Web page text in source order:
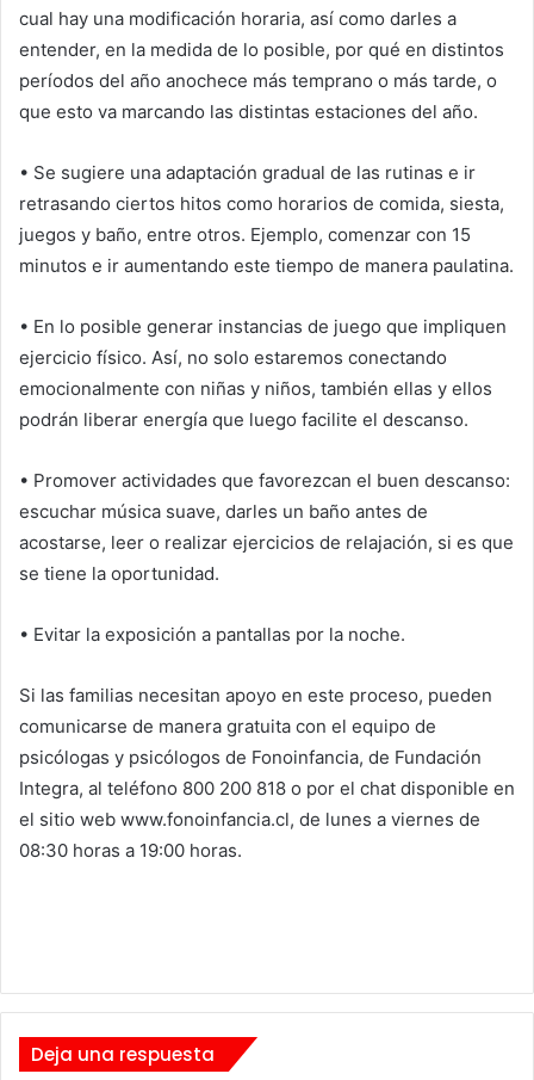
cual hay una modificación horaria, así como darles a
entender, en la medida de lo posible, por qué en distintos
períodos del año anochece más temprano o más tarde, o
que esto va marcando las distintas estaciones del año.
• Se sugiere una adaptación gradual de las rutinas e ir
retrasando ciertos hitos como horarios de comida, siesta,
juegos y baño, entre otros. Ejemplo, comenzar con 15
minutos e ir aumentando este tiempo de manera paulatina.
• En lo posible generar instancias de juego que impliquen
ejercicio físico. Así, no solo estaremos conectando
emocionalmente con niñas y niños, también ellas y ellos
podrán liberar energía que luego facilite el descanso.
• Promover actividades que favorezcan el buen descanso:
escuchar música suave, darles un baño antes de
acostarse, leer o realizar ejercicios de relajación, si es que
se tiene la oportunidad.
• Evitar la exposición a pantallas por la noche.
Si las familias necesitan apoyo en este proceso, pueden
comunicarse de manera gratuita con el equipo de
psicólogas y psicólogos de Fonoinfancia, de Fundación
Integra, al teléfono 800 200 818 o por el chat disponible en
el sitio web www.fonoinfancia.cl, de lunes a viernes de
08:30 horas a 19:00 horas.
Deja una respuesta